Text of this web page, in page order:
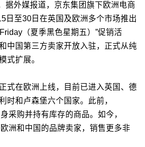
据外媒报道，京东集团旗下欧洲电商
日至30日在英国及欧洲多个市场推出
（夏季黑色星期五）”促销活
中国第三方卖家开放入驻，正式从纯
式扩展。
式在欧洲上线，目前已进入英国、德
时和卢森堡六个国家。此前，
采购并持有库存的商品。如今，
洲和中国的品牌卖家，销售更多非